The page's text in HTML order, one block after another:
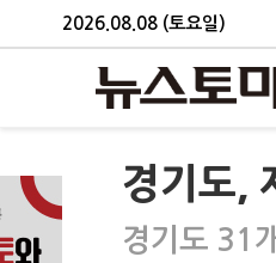
2026.08.08 (토요일)
경기도,
경기도 31